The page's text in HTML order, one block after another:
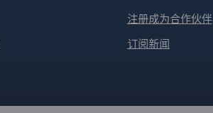
注册成为合作伙伴
订阅新闻